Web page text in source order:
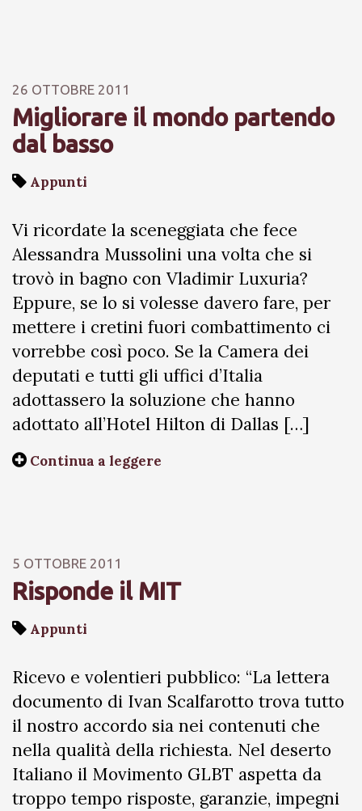
26 OTTOBRE 2011
Migliorare il mondo partendo
dal basso
Appunti
Vi ricordate la sceneggiata che fece
Alessandra Mussolini una volta che si
trovò in bagno con Vladimir Luxuria?
Eppure, se lo si volesse davero fare, per
mettere i cretini fuori combattimento ci
vorrebbe così poco. Se la Camera dei
deputati e tutti gli uffici d’Italia
adottassero la soluzione che hanno
adottato all’Hotel Hilton di Dallas […]
Continua a leggere
5 OTTOBRE 2011
Risponde il MIT
Appunti
Ricevo e volentieri pubblico: “La lettera
documento di Ivan Scalfarotto trova tutto
il nostro accordo sia nei contenuti che
nella qualità della richiesta. Nel deserto
Italiano il Movimento GLBT aspetta da
troppo tempo risposte, garanzie, impegni